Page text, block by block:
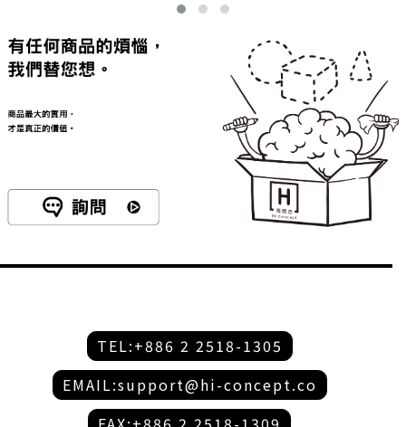
TEL:+886 2 2518-1305
EMAIL:support@hi-concept.co